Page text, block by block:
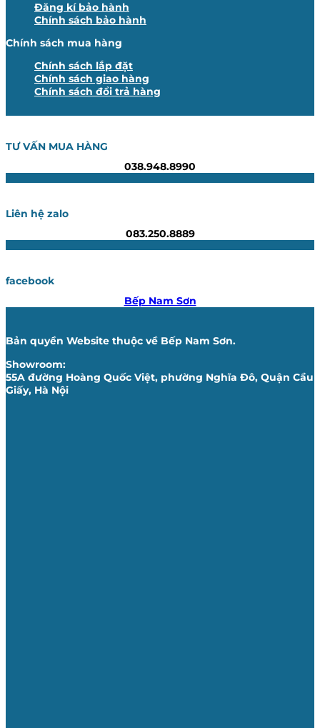
Đăng kí bảo hành
Chính sách bảo hành
Chính sách mua hàng
Chính sách lắp đặt
Chính sách giao hàng
Chính sách đổi trả hàng
TƯ VẤN MUA HÀNG
038.948.8990
Liên hệ zalo
083.250.8889
facebook
Bếp Nam Sơn
Bản quyền Website thuộc về Bếp Nam Sơn.
Showroom:
55A đường Hoàng Quốc Việt, phường Nghĩa Đô, Quận Cầu
Giấy, Hà Nội